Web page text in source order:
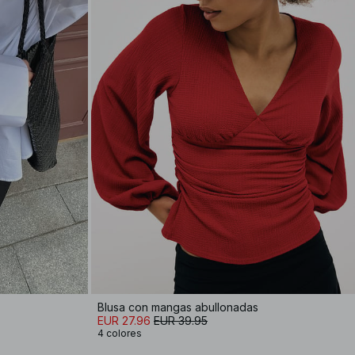
Blusa con mangas abullonadas
EUR 27.96 EUR 39.95
4 colores